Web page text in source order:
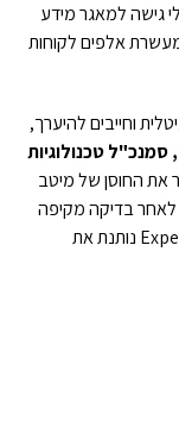
אבטחת מידע הפועלים 24/7 ובעלי גישה למאגר מידע
אלפים לקוחות
וחייבים להיערך,
סמנכ"ל טכנולוגיות
את החוסן של מיטב
בדיקה מקיפה
של הפתרונות הקיימים בשוק, מצאנו כי Experis cyber נותנת את